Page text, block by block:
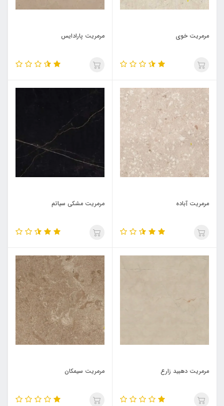
مرمریت خوی مرمریت پارادایس
مرمریت آباده مرمریت مشکی سیاتم
مرمریت دهبید زارع مرمریت سیمکان